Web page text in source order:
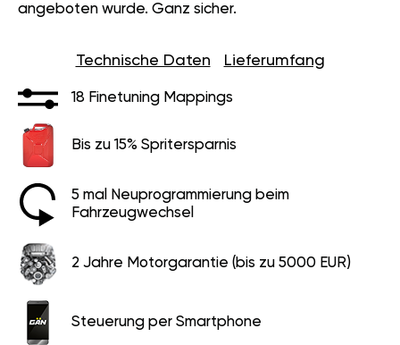
angeboten wurde. Ganz sicher.
Technische Daten Lieferumfang
18 Finetuning Mappings
Bis zu 15% Spritersparnis
5 mal Neuprogrammierung beim
Fahrzeugwechsel
2 Jahre Motorgarantie (bis zu 5000 EUR)
Steuerung per Smartphone